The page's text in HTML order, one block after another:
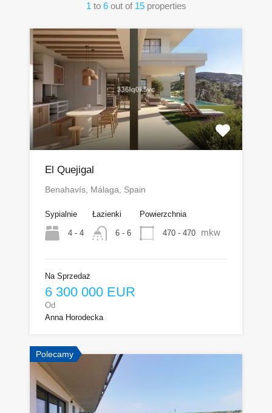
1 to 6 out of 15 properties
El Quejigal
Benahavís, Málaga, Spain
Sypialnie
4 - 4
Łazienki
6 - 6
Powierzchnia
470 - 470 mkw
Na Sprzedaż
6 300 000 EUR
Od
Anna Horodecka
Polecamy